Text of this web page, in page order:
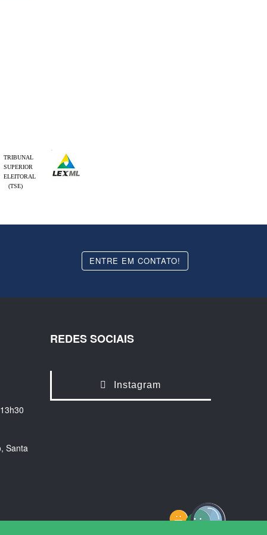
TRIBUNAL
SUPERIOR
ELEITORAL
(TSE)
ENTRE EM CONTATO!
Santa
REDES SOCIAIS
Instagram